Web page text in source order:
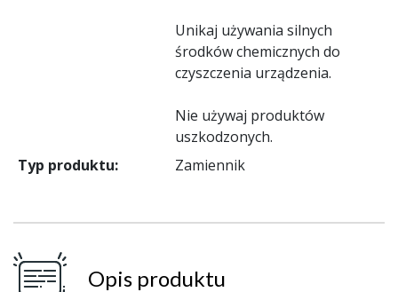
Unikaj używania silnych
środków chemicznych do
czyszczenia urządzenia.
Nie używaj produktów
uszkodzonych.
Typ produktu:
Zamiennik
Opis produktu